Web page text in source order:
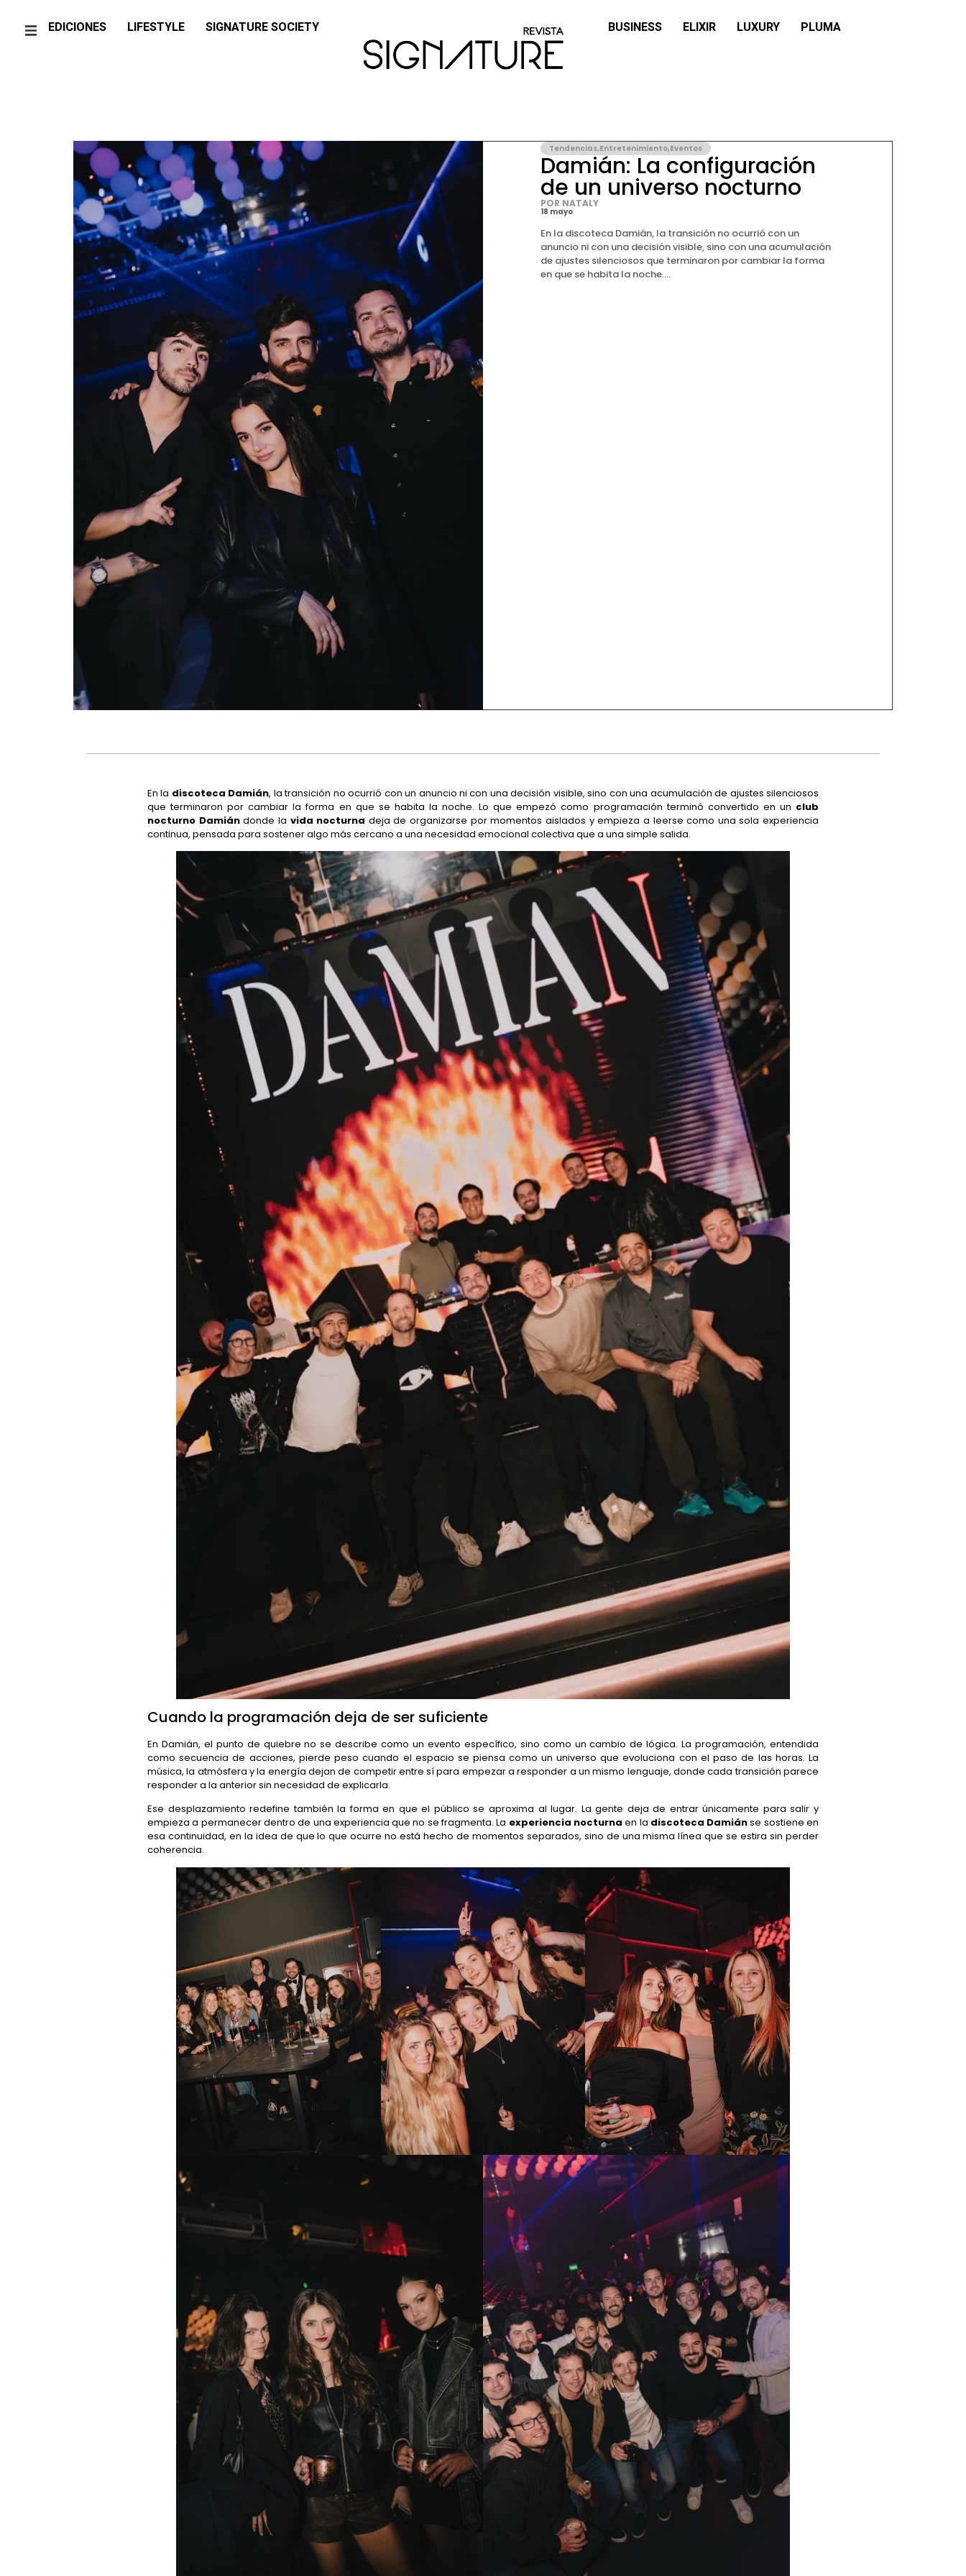
EDICIONES LIFESTYLE SIGNATURE SOCIETY BUSINESS ELIXIR LUXURY PLUMA
Tendencias,Entretenimiento,Eventos
Damián: La configuración
de un universo nocturno
POR NATALY
18 mayo
En la discoteca Damián, la transición no ocurrió con un
anuncio ni con una decisión visible, sino con una acumulación
de ajustes silenciosos que terminaron por cambiar la forma
en que se habita la noche....
En la discoteca Damián, la transición no ocurrió con un anuncio ni con una decisión visible, sino con una acumulación de ajustes silenciosos
que terminaron por cambiar la forma en que se habita la noche. Lo que empezó como programación terminó convertido en un club
nocturno Damiándonde la vida nocturna deja de organizarse por momentos aislados y empieza a leerse como una sola experiencia
continua, pensada para sostener algo más cercano a una necesidad emocional colectiva que a una simple salida.
Cuando la programación deja de ser suficiente
En Damián, el punto de quiebre no se describe como un evento específico, sino como un cambio de lógica. La programación, entendida
como secuencia de acciones, pierde peso cuando el espacio se piensa como un universo que evoluciona con el paso de las horas. La
música, la atmósfera y la energía dejan de competir entre sí para empezar a responder a un mismo lenguaje, donde cada transición parece
responder a la anterior sin necesidad de explicarla.
Ese desplazamiento redefine también la forma en que el público se aproxima al lugar. La gente deja de entrar únicamente para salir y
empieza a permanecer dentro de una experiencia que no se fragmenta. La experiencia nocturna en la discoteca Damiánse sostiene en
esa continuidad, en la idea de que lo que ocurre no está hecho de momentos separados, sino de una misma línea que se estira sin perder
coherencia.